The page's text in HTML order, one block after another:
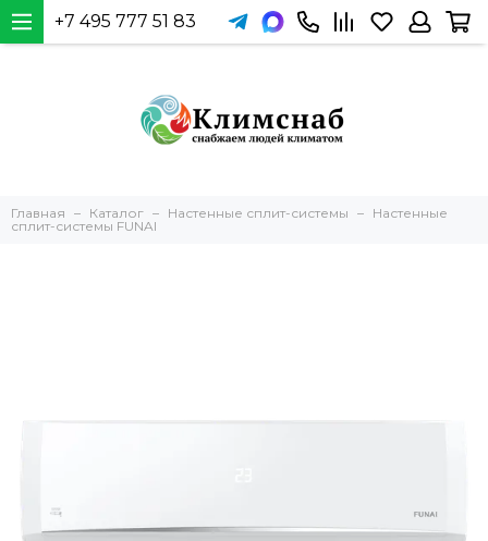
+7 495 777 51 83
Главная Каталог Настенные сплит-системы
Настенные
сплит-системы FUNAI